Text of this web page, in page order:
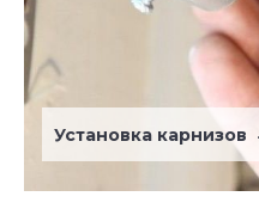
Установка карнизов